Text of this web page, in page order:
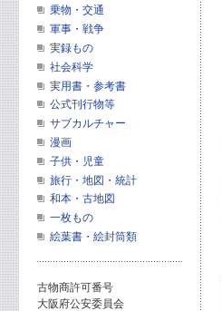
乗物・交通
軍事・戦争
実録もの
社会科学
実用書・参考書
公式刊行物等
サブカルチャー
漫画
子供・児童
旅行・地図・統計
和本・古地図
一枚もの
絵葉書・絵封筒類
古物商許可番号
大阪府公安委員会